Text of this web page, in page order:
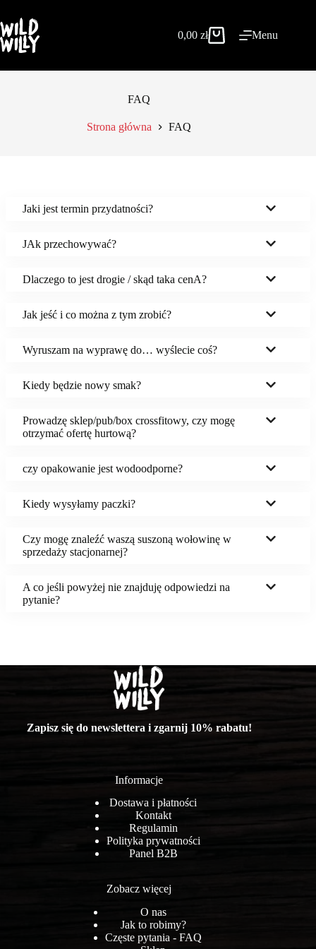
treści
Koszyk
0,00zł Menu
FAQ
Strona główna FAQ
Jaki jest termin przydatności?
JAk przechowywać?
Dlaczego to jest drogie / skąd taka cenA?
Jak jeść i co można z tym zrobić?
Wyruszam na wyprawę do… wyślecie coś?
Kiedy będzie nowy smak?
Prowadzę sklep/pub/box crossfitowy, czy mogę
otrzymać ofertę hurtową?
czy opakowanie jest wodoodporne?
Kiedy wysyłamy paczki?
Czy mogę znaleźć waszą suszoną wołowinę w
sprzedaży stacjonarnej?
A co jeśli powyżej nie znajduję odpowiedzi na
pytanie?
Zapisz się do newslettera i zgarnij 10% rabatu!
Informacje
Dostawa i płatności
Kontakt
Regulamin
Polityka prywatności
Panel B2B
Zobacz więcej
O nas
Jak to robimy?
Częste pytania - FAQ